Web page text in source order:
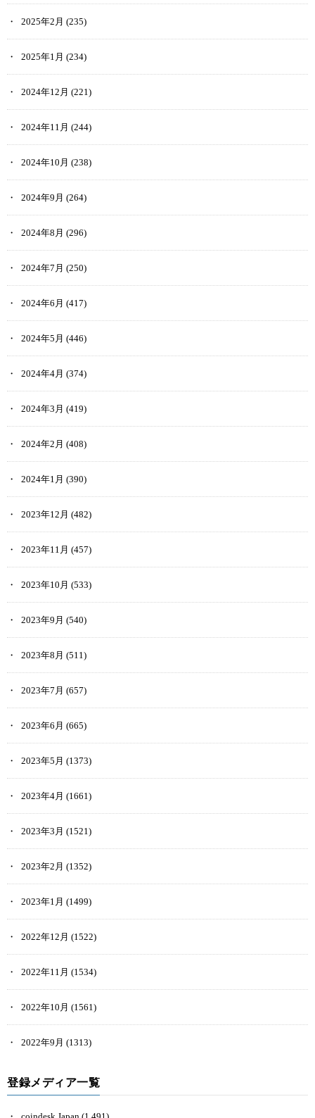
2025年2月 (235)
2025年1月 (234)
2024年12月 (221)
2024年11月 (244)
2024年10月 (238)
2024年9月 (264)
2024年8月 (296)
2024年7月 (250)
2024年6月 (417)
2024年5月 (446)
2024年4月 (374)
2024年3月 (419)
2024年2月 (408)
2024年1月 (390)
2023年12月 (482)
2023年11月 (457)
2023年10月 (533)
2023年9月 (540)
2023年8月 (511)
2023年7月 (657)
2023年6月 (665)
2023年5月 (1373)
2023年4月 (1661)
2023年3月 (1521)
2023年2月 (1352)
2023年1月 (1499)
2022年12月 (1522)
2022年11月 (1534)
2022年10月 (1561)
2022年9月 (1313)
登録メディア一覧